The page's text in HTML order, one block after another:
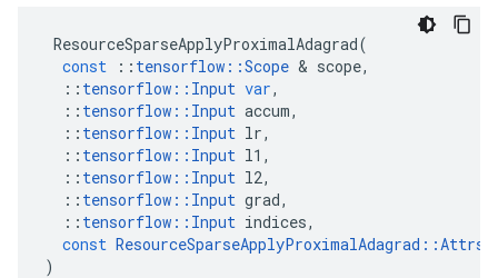
ResourceSparseApplyProximalAdagrad(
const
:: tensorflow ::Scope & scope,
:: tensorflow :: Input var,
:: tensorflow :: Input accum,
:: tensorflow :: Input lr,
:: tensorflow :: Input l1 ,
:: tensorflow :: Input l2,
:: tensorflow :: Input grad,
:: tensorflow :: Input indices,
const ResourceSparseApplyProximalAdagrad ::Attrs
)